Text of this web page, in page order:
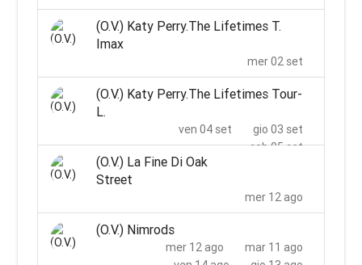
(O.V.) Katy Perry.The Lifetimes T.
Imax
mer 02 set
(O.V.) Katy Perry.The Lifetimes Tour-
L.
gio 03 set
ven 04 set
sab 05 set
(O.V.) La Fine Di Oak
Street
mer 12 ago
(O.V.) Nimrods
mar 11 ago
mer 12 ago